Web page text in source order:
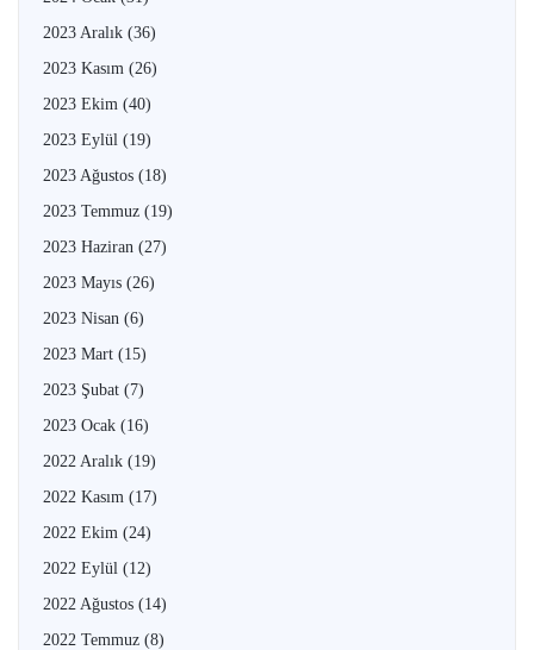
2023 Aralık (36)
2023 Kasım (26)
2023 Ekim (40)
2023 Eylül (19)
2023 Ağustos (18)
2023 Temmuz (19)
2023 Haziran (27)
2023 Mayıs (26)
2023 Nisan (6)
2023 Mart (15)
2023 Şubat (7)
2023 Ocak (16)
2022 Aralık (19)
2022 Kasım (17)
2022 Ekim (24)
2022 Eylül (12)
2022 Ağustos (14)
2022 Temmuz (8)